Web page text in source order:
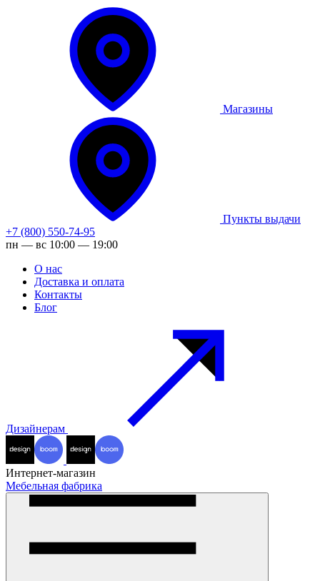
Магазины
Пункты выдачи
+7 (800) 550-74-95
пн — вс 10:00 — 19:00
О нас
Доставка и оплата
Контакты
Блог
Дизайнерам
Интернет-магазин
Мебельная фабрика